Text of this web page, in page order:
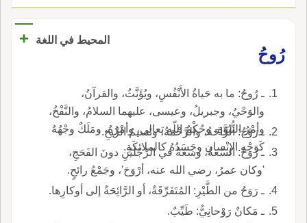
المحيط في اللغة
+
رُوحُ
ـ رُوحُ: ما به حَياةُ الأَنْفُسِ، ويُؤَنَّثُ، والقرآنُ،
والوَحْيُ، وجبريلُ، وعيسى، عليهما السلامُ، والنَّفْخُ،
وأمْرُ النُّبُوَّةِ، وحُكْمُ اللّهِ تعالى، وأمْرُهُ، ومَلَكٌ وجْهُهُ
كَوَجْهِ الإِنْسانِ وجَسَدُهُ كالملائكَةِ.
ـ رَوْحُ: الرَّاحَةُ، والرَّحْمَةُ، ونَسيمُ الرِّيحِ.
ـ رَوَحُ: السَّعَةُ، وسَعَةٌ في الرِّجْلَيْنِ دونَ الفَحَجِ،
'وكان عمرُ، رضي الله عنه، أرْوَحَ'، وجَمْعُ رائحٍ.
ـ رَوَحُ من الطَّيْرِ: المُتَفَرِّقَةُ، أو الرَّائِحَةُ إلى أوكارِها.
ـ مَكانٌ رَوْحانِيُّ: طَيِّبٌ.